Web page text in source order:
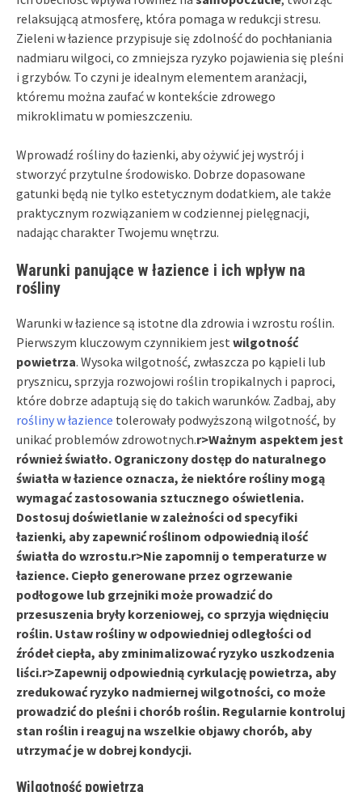
relaksującą atmosferę, która pomaga w redukcji stresu.
Zieleni w łazience przypisuje się zdolność do pochłaniania
nadmiaru wilgoci, co zmniejsza ryzyko pojawienia się pleśni
i grzybów. To czyni je idealnym elementem aranżacji,
któremu można zaufać w kontekście zdrowego
mikroklimatu w pomieszczeniu.
Wprowadź rośliny do łazienki, aby ożywić jej wystrój i
stworzyć przytulne środowisko. Dobrze dopasowane
gatunki będą nie tylko estetycznym dodatkiem, ale także
praktycznym rozwiązaniem w codziennej pielęgnacji,
nadając charakter Twojemu wnętrzu.
Warunki panujące w łazience i ich wpływ na
rośliny
Warunki w łazience są istotne dla zdrowia i wzrostu roślin.
Pierwszym kluczowym czynnikiem jest wilgotność
powietrza. Wysoka wilgotność, zwłaszcza po kąpieli lub
prysznicu, sprzyja rozwojowi roślin tropikalnych i paproci,
które dobrze adaptują się do takich warunków. Zadbaj, aby
rośliny w łazience tolerowały podwyższoną wilgotność, by
unikać problemów zdrowotnych.r>Ważnym aspektem jest
równieżświatło. Ograniczony dostęp do naturalnego
światła w łazience oznacza, że niektóre rośliny mogą
wymagać zastosowania sztucznego oświetlenia.
Dostosuj doświetlanie w zależności od specyfiki
łazienki, aby zapewnić roślinom odpowiednią ilość
światła do wzrostu.r>Nie zapomnij o temperaturzew
łazience. Ciepło generowane przez ogrzewanie
podłogowe lub grzejniki może prowadzić do
przesuszenia bryły korzeniowej, co sprzyja więdnięciu
roślin. Ustaw rośliny w odpowiedniej odległości od
źródeł ciepła, aby zminimalizować ryzyko uszkodzenia
liści.r>Zapewnij odpowiednią cyrkulację powietrza, aby
zredukować ryzyko nadmiernej wilgotności, co może
prowadzić do pleśni i chorób roślin. Regularnie kontroluj
stan roślin i reaguj na wszelkie objawy chorób, aby
utrzymać je w dobrej kondycji.
Wilgotność powietrza